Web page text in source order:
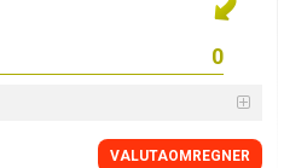
VALUTAOMREGNER